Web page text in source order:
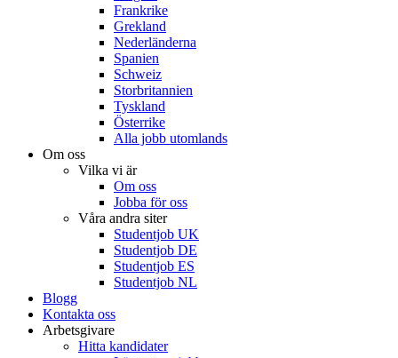
Frankrike
Grekland
Nederländerna
Spanien
Schweiz
Storbritannien
Tyskland
Österrike
Alla jobb utomlands
Om oss
Vilka vi är
Om oss
Jobba för oss
Våra andra siter
Studentjob UK
Studentjob DE
Studentjob ES
Studentjob NL
Blogg
Kontakta oss
Arbetsgivare
Hitta kandidater